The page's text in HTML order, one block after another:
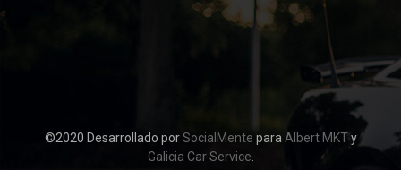
©2020 Desarrollado porSocialMente para Albert MKTy
Galicia Car Service